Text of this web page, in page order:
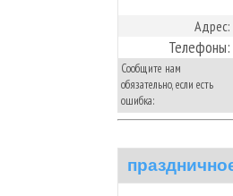
Адрес:
Телефоны:
Сообщите нам
обязательно, если есть
ошибка: